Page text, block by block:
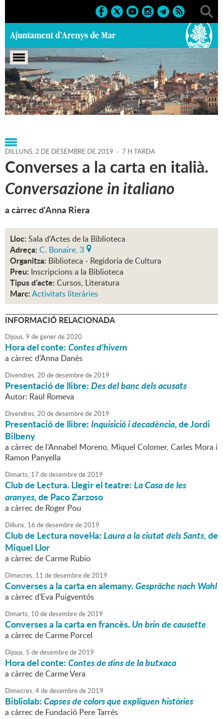
Portada > Agenda > 02-12-
2019 > Marcs > Culturals > 2019 > Activitats literàries
DILLUNS,2 DE DESEMBRE DE 2019 - 7 H TARDA
Converses a la carta en italià.
Conversazione in italiano
a càrrec d'Anna Riera
Lloc: Sala d'Actes de la Biblioteca
Adreça: C. Bonaire, 3
Organitza: Biblioteca - Regidoria de Cultura
Preu: Inscripcions a la Biblioteca
Tipus d'acte: Cursos, Literatura
Marc:Activitats literàries
INFORMACIÓ RELACIONADA
Dijous,9 degenerde2020
Hora del conte:Contes d'hivern
a càrrec d'Anna Danès
Divendres,20 dedesembrede2019
Presentació de llibre:Des del banc dels acusats
Autor: Raül Romeva
Divendres,20 dedesembrede2019
Presentació de llibre:Inquisició i decadència, de Jordi
Bilbeny
a càrrec de l'Annabel Moreno, Miquel Colomer, Carles Mora i
Ramon Panyella
Dimarts, 17 dedesembrede2019
Club de Lectura. Llegir el teatre:La Casa de les
aranyes,de Paco Zarzoso
a càrrec de Roger Pou
Dilluns, 16 dedesembrede2019
Club de Lectura novel·la:Laura a la ciutat dels Sants, de
Miquel Llor
a càrrec de Carme Rubio
Dimecres, 11 dedesembrede2019
Converses a la carta en alemany.Gespräche nach Wahl
a càrrec d'Eva Puigventós
Dimarts, 10 dedesembrede2019
Converses a la carta en francès.Un brin de causette
a càrrec de Carme Porcel
Dijous, 5 dedesembrede2019
Hora del conte:Contes de dins de la butxaca
a càrrec de Carme Vera
Dimecres,4dedesembrede2019
Bibliolab:Capses de colors que expliquen històries
a càrrec de Fundació Pere Tarrés